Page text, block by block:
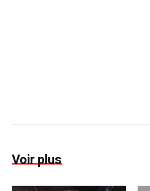
Voir plus